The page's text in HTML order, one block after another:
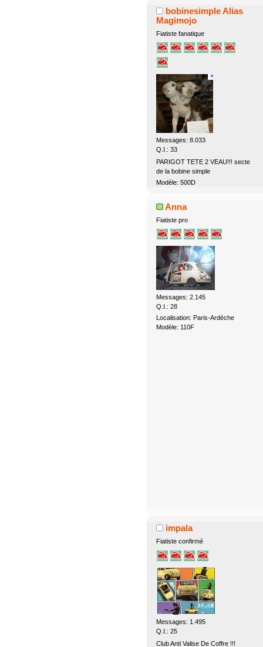
bobinesimple Alias
Magimojo
Fiatiste fanatique
Messages: 8.033
Q.I.: 33
PARIGOT TETE 2 VEAU!!! secte
de la bobine simple
Modèle: 500D
Anna
Fiatiste pro
Messages: 2.145
Q.I.: 28
Localisation: Paris-Ardèche
Modèle: 110F
impala
Fiatiste confirmé
Messages: 1.495
Q.I.: 25
Club Anti Valise De Coffre !!!